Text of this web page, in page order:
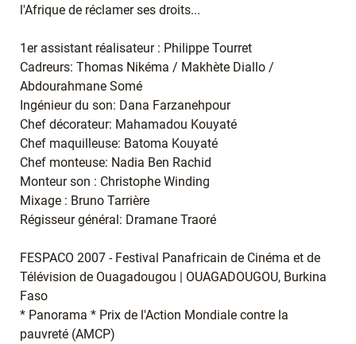
l'Afrique de réclamer ses droits...
1er assistant réalisateur : Philippe Tourret
Cadreurs: Thomas Nikéma / Makhète Diallo /
Abdourahmane Somé
Ingénieur du son: Dana Farzanehpour
Chef décorateur: Mahamadou Kouyaté
Chef maquilleuse: Batoma Kouyaté
Chef monteuse: Nadia Ben Rachid
Monteur son : Christophe Winding
Mixage : Bruno Tarrière
Régisseur général: Dramane Traoré
FESPACO 2007 - Festival Panafricain de Cinéma et de
Télévision de Ouagadougou | OUAGADOUGOU, Burkina
Faso
* Panorama * Prix de l'Action Mondiale contre la
pauvreté (AMCP)